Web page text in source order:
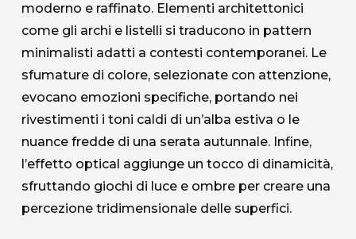
moderno e raffinato. Elementi architettonici
come gli archi e listelli si traducono in pattern
minimalisti adatti a contesti contemporanei. Le
sfumature di colore, selezionate con attenzione,
evocano emozioni specifiche, portando nei
rivestimenti i toni caldi di un’alba estiva o le
nuance fredde di una serata autunnale. Infine,
l’effetto optical aggiunge un tocco di dinamicità,
sfruttando giochi di luce e ombre per creare una
percezione tridimensionale delle superfici.
Chi siamo
L'azienda
Official Showroom
Lavora con noi